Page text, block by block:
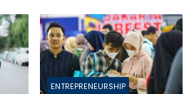
BPJS
ENTREPRENEURSHIP